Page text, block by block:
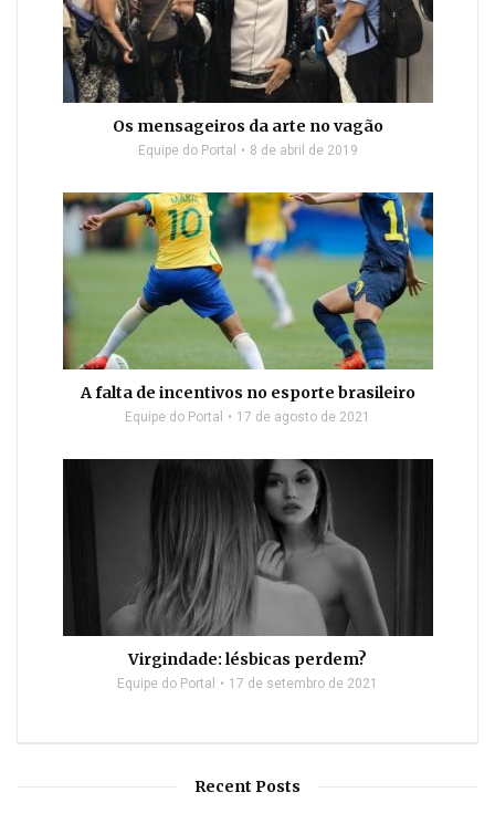
Os mensageiros da arte no vagão
Equipe do Portal 8 de abril de 2019
A falta de incentivos no esporte brasileiro
Equipe do Portal 17 de agosto de 2021
Virgindade: lésbicas perdem?
Equipe do Portal 17 de setembro de 2021
Recent Posts